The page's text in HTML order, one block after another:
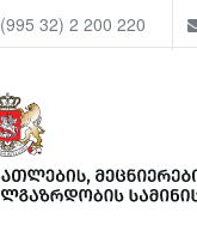
(995 32) 2 200 220